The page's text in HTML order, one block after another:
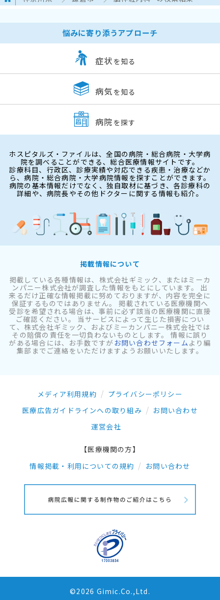
悩みに寄り添うアプローチ
症状 を知る
病気 を知る
病院 を探す
ホスピタルズ・ファイルは、全国の病院・総合病院・大学病
院を調べることができる、総合医療情報サイトです。
診療科目、行政区、診療実績や対応できる疾患・治療などか
ら、病院・総合病院・大学病院情報を探すことができます。
病院の基本情報だけでなく、独自取材に基づき、各診療科の
詳細や、病院長やその他ドクターに関する情報も紹介。
掲載情報について
掲載している各種情報は、株式会社ギミック、またはミーカ
ンパニー株式会社が調査した情報をもとにしています。 出
来るだけ正確な情報掲載に努めておりますが、内容を完全に
保証するものではありません。 掲載されている医療機関へ
受診を希望される場合は、事前に必ず該当の医療機関に直接
ご確認ください。 当サービスによって生じた損害につい
て、株式会社ギミック、およびミーカンパニー株式会社では
その賠償の責任を一切負わないものとします。 情報に誤り
がある場合には、お手数ですが お問い合わせフォーム より編
集部までご連絡をいただけますようお願いいたします。
メディア利用規約
プライバシーポリシー
医療広告ガイドラインへの取り組み
お問い合わせ
運営会社
【医療機関の方】
情報掲載・利用についての規約
お問い合わせ
©2026 Gimic.Co.,Ltd.